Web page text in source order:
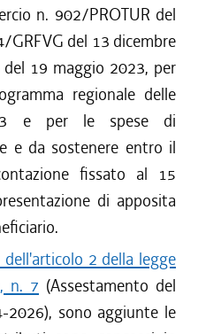
n. 902/PROTUR del
del 13 dicembre
19 maggio 2023, per
regionale delle
e per le spese di
e da sostenere entro il
fissato al 15
di apposita
dell'articolo 2 della legge
n. 7 (Assestamento del
2026), sono aggiunte le